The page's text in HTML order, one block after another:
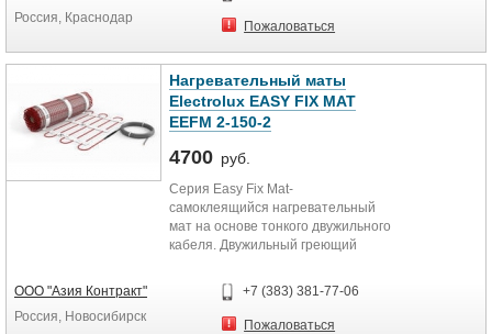
Площадь обогрева (при удельной
мощности 350 Вт/м.кв) 2,4 м2
Площадь обогрева (при удельной
мощности 400 Вт/м.кв) 2,1 м2
Площадь обогрева (при удельной
мощности 450 Вт/м.кв) 1,9
Россия, Краснодар
Пожаловаться
Нагревательный маты
Electrolux EASY FIX MAT
EEFM 2-150-2
4700 руб.
Серия Easy Fix Mat-
самоклеящийся нагревательный
мат на основе тонкого двужильного
кабеля. Двужильный греющий
текстильную сетку, пропитанную
специальным клеящим составом,
которая надежно фиксирует мат на
ООО "Азия Контракт"
Россия, Новосибирск
+7 (383) 381-77-06
Пожаловаться